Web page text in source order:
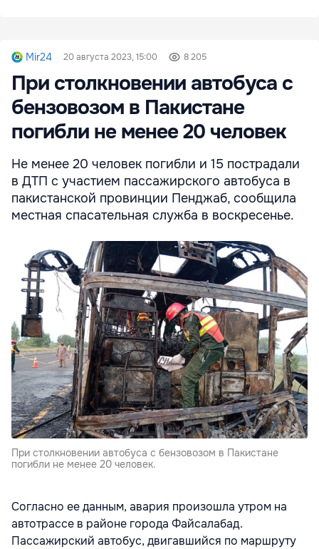
Mir24 20 августа 2023, 15:00 8 205
При столкновении автобуса с
бензовозом в Пакистане
погибли не менее 20 человек
Не менее 20 человек погибли и 15 пострадали
в ДТП с участием пассажирского автобуса в
пакистанской провинции Пенджаб, сообщила
местная спасательная служба в воскресенье.
При столкновении автобуса с бензовозом в Пакистане
погибли не менее 20 человек.
Согласно ее данным, авария произошла утром на
автотрассе в районе города Файсалабад.
Пассажирский автобус, двигавшийся по маршруту